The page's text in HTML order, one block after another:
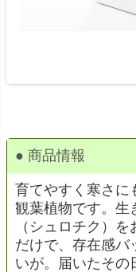
● 商品情報
育てやすく寒さに
観葉植物です。生
（シュロチク）
だけで、存在感バ
いが。届いたその